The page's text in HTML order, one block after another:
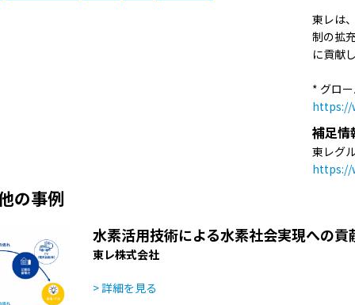
東レは
制の拡
に貢献
* グロ
https://
補足情
東レグ
https://
の事例
水素活用技術による水素社会実現への貢
東レ株式会社
> 詳細を見る